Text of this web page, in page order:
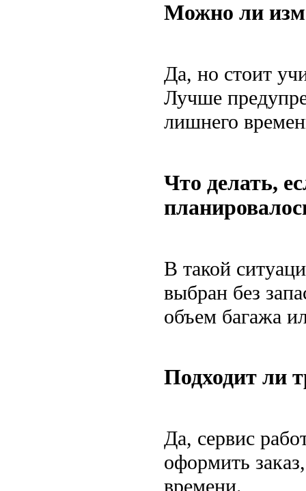
Можно ли
Да, но стоит
Лучше
лишнего
Что делать,
В такой
выбран без
объем багажа
Подходит ли
Да, сервис
оформить
времени.